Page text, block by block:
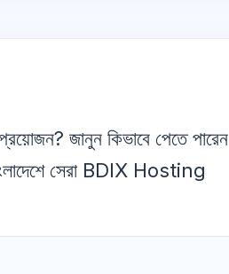
জানুন কিভাবে পেতে পারেন
সেরা BDIX Hosting